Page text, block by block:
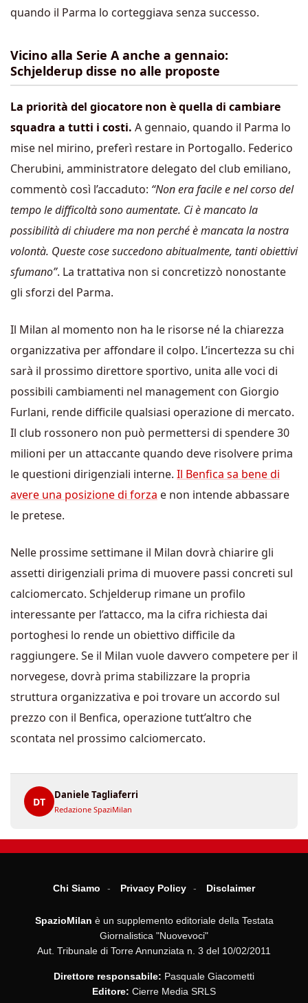
quando il Parma lo corteggiava senza successo.
Vicino alla Serie A anche a gennaio:
Schjelderup disse no alle proposte
La priorità del giocatore non è quella di cambiare
squadra a tutti i costi. A gennaio, quando il Parma lo
mise nel mirino, preferì restare in Portogallo. Federico
Cherubini, amministratore delegato del club emiliano,
commentò così l’accaduto: “Non era facile e nel corso del
tempo le difficoltà sono aumentate. Ci è mancato la
possibilità di chiudere ma non perché è mancata la nostra
volontà. Queste cose succedono abitualmente, tanti obiettivi
sfumano”. La trattativa non si concretizzò nonostante
gli sforzi del Parma.
Il Milan al momento non ha le risorse né la chiarezza
organizzativa per affondare il colpo. L’incertezza su chi
sarà il prossimo direttore sportivo, unita alle voci di
possibili cambiamenti nel management con Giorgio
Furlani, rende difficile qualsiasi operazione di mercato.
Il club rossonero non può permettersi di spendere 30
milioni per un attaccante quando deve risolvere prima
le questioni dirigenziali interne. Il Benfica sa bene di
avere una posizione di forza e non intende abbassare
le pretese.
Nelle prossime settimane il Milan dovrà chiarire gli
assetti dirigenziali prima di muovere passi concreti sul
calciomercato. Schjelderup rimane un profilo
interessante per l’attacco, ma la cifra richiesta dai
portoghesi lo rende un obiettivo difficile da
raggiungere. Se il Milan vuole davvero competere per il
norvegese, dovrà prima stabilizzare la propria
struttura organizzativa e poi trovare un accordo sul
prezzo con il Benfica, operazione tutt’altro che
scontata nel prossimo calciomercato.
DT
Daniele Tagliaferri
Redazione SpaziMilan
Chi Siamo Privacy Policy Disclaimer
SpazioMilan è un supplemento editoriale della Testata
Giornalistica "Nuovevoci"
Aut. Tribunale di Torre Annunziata n. 3 del 10/02/2011
Direttore responsabile: Pasquale Giacometti
Editore: Cierre Media SRLS